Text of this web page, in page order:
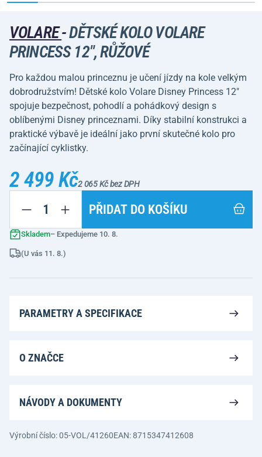
VOLARE-DĚTSKÉ KOLO VOLARE
PRINCESS 12", RŮŽOVÉ
Pro každou malou princeznu je učení jízdy na kole velkým
dobrodružstvím! Dětské kolo Volare Disney Princess 12"
spojuje bezpečnost, pohodlí a pohádkový design s
oblíbenými Disney princeznami. Díky stabilní konstrukci a
praktické výbavě je ideální jako první skutečné kolo pro
začínající cyklistky.
2 499 Kč2 065 Kč bez DPH
PŘIDAT DO KOŠÍKU
Skladem– Expedujeme 10. 8.
(U vás 11. 8.)
PARAMETRY A SPECIFIKACE
O ZNAČCE
NÁVODY A DOKUMENTY
Výrobní číslo: 05-VOL/41260EAN: 8715347412608